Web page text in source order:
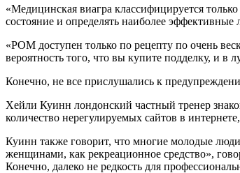
«Медицинская виагра классифицируется
состояние и определять наиболее эффективные
«POM доступен только по рецепту по очень
вероятность того, что вы купите подделку, и в
Конечно, не все прислушались к
Хейли Куинн лондонский частный тренер
количество нерегулируемых сайтов в
Куинн также говорит, что многие молодые
женщинами, как рекреационное средство»,
Конечно, далеко не редкость для